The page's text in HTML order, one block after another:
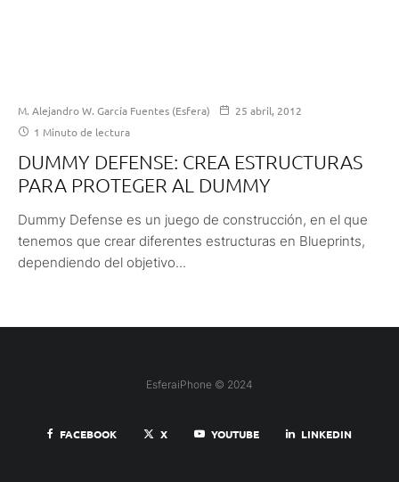
M. Alejandro W. García Fuentes (Esfera)
25 abril, 2012
1 Minuto de lectura
DUMMY DEFENSE: CREA ESTRUCTURAS
PARA PROTEGER AL DUMMY
Dummy Defense es un juego de construcción, en el que
tenemos que crear diferentes estructuras en Blueprints,
dependiendo del objetivo...
EsferaiPhone © 2024
FACEBOOK X YOUTUBE LINKEDIN